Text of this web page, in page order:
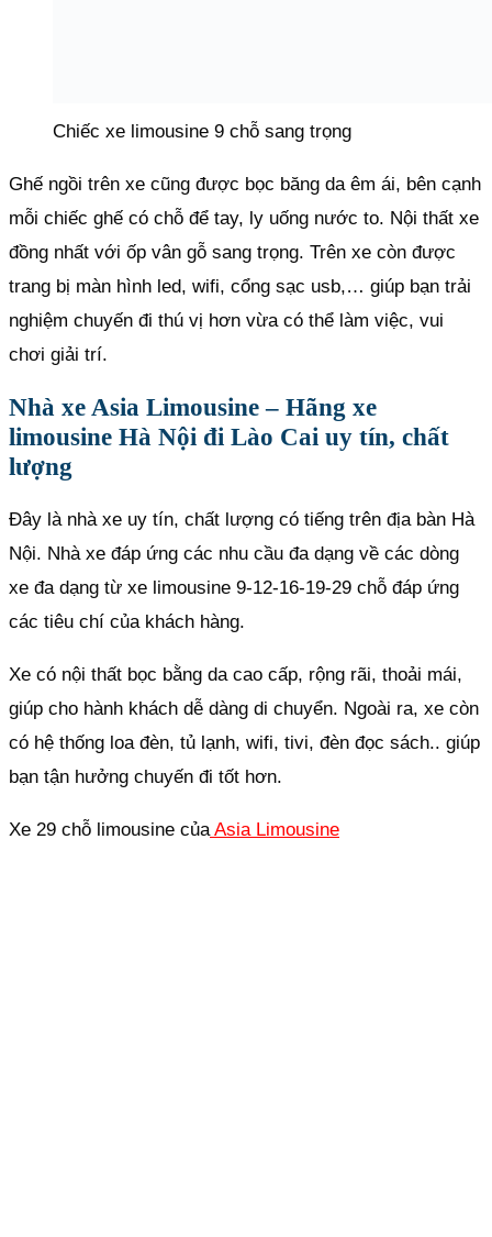
Chiếc xe limousine 9 chỗ sang trọng
Ghế ngồi trên xe cũng được bọc băng da êm ái, bên cạnh
mỗi chiếc ghế có chỗ để tay, ly uống nước to. Nội thất xe
đồng nhất với ốp vân gỗ sang trọng. Trên xe còn được
trang bị màn hình led, wifi, cổng sạc usb,… giúp bạn trải
nghiệm chuyến đi thú vị hơn vừa có thể làm việc, vui
chơi giải trí.
Nhà xe Asia Limousine – Hãng xe
limousine Hà Nội đi Lào Cai uy tín, chất
lượng
Đây là nhà xe uy tín, chất lượng có tiếng trên địa bàn Hà
Nội. Nhà xe đáp ứng các nhu cầu đa dạng về các dòng
xe đa dạng từ xe limousine 9-12-16-19-29 chỗ đáp ứng
các tiêu chí của khách hàng.
Xe có nội thất bọc bằng da cao cấp, rộng rãi, thoải mái,
giúp cho hành khách dễ dàng di chuyển. Ngoài ra, xe còn
có hệ thống loa đèn, tủ lạnh, wifi, tivi, đèn đọc sách.. giúp
bạn tận hưởng chuyến đi tốt hơn.
Xe 29 chỗ limousine củaAsia Limousine